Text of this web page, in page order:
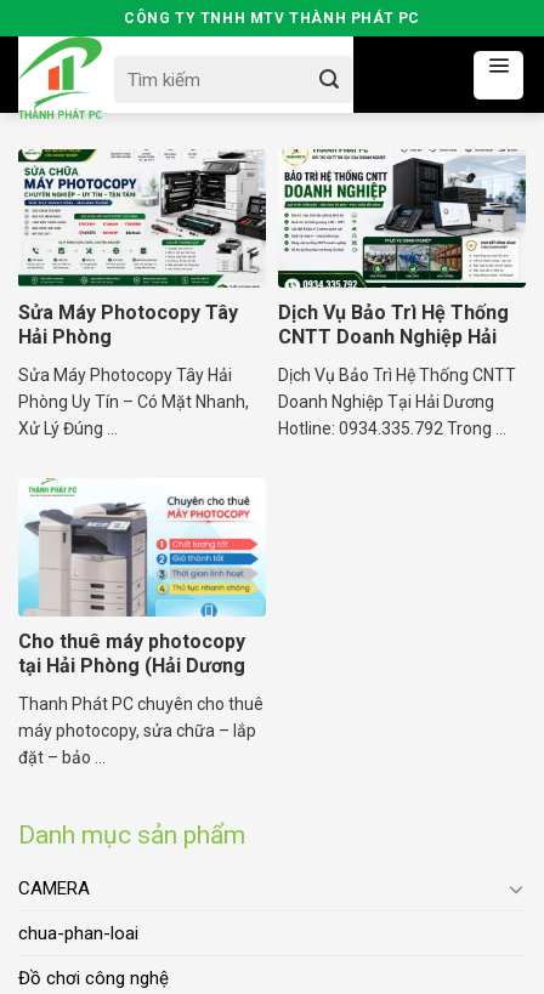
to
content
CÔNG TY TNHH MTV THÀNH PHÁT PC
for:
Danh mục sản phẩm
CAMERA
chua-phan-loai
Đồ chơi công nghệ
Sửa Máy Photocopy Tây
Hải Phòng
Sửa Máy Photocopy Tây Hải
Phòng Uy Tín – Có Mặt Nhanh,
Xử Lý Đúng ...
Dịch Vụ Bảo Trì Hệ Thống
CNTT Doanh Nghiệp Hải
Dịch Vụ Bảo Trì Hệ Thống CNTT
Doanh Nghiệp Tại Hải Dương
Hotline: 0934.335.792 Trong ...
Cho thuê máy photocopy
tại Hải Phòng (Hải Dương
Thanh Phát PC chuyên cho thuê
máy photocopy, sửa chữa – lắp
đặt – bảo ...